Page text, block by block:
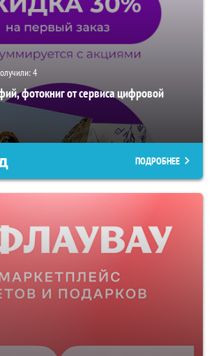
4
фотокниг от сервиса цифровой
ПОДРОБНЕЕ